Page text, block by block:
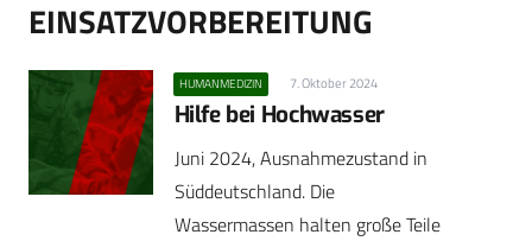
EINSATZVORBEREITUNG
HUMANMEDIZIN 7. Oktober 2024
Hilfe bei Hochwasser
Juni 2024, Ausnahmezustand in
Süddeutschland. Die
Wassermassen halten große Teile